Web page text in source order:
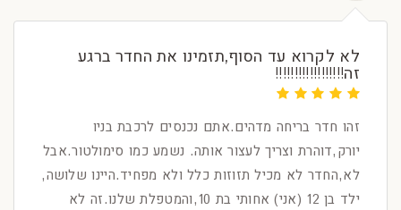
לא לקרוא עד הסוף,תזמינו את החדר ברגע
זה!!!!!!!!!!!!!!!!!!
זהו חדר בריחה מדהים.אתם נכנסים לרכבת בניו
יורק,דוהרת וצריך לעצור אותה. נשמע כמו סימולטור.אבל
לא,החדר לא מכיל תזוזות כלל ולא מפחיד.היינו שלושה,
ילד בן 12 (אני) אחותי בת 10,והמטפלת שלנו.זה לא